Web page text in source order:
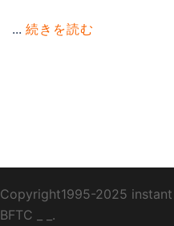
... 続きを読む
Copyright1995-2025
BFTC _ _.